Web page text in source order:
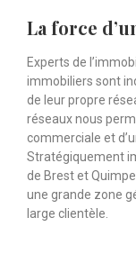
La force
Experts de
immobiliers sont
de leur propre
réseaux nous
commerciale et
Stratégiquement
de Brest et
une grande zone
large clientèle.